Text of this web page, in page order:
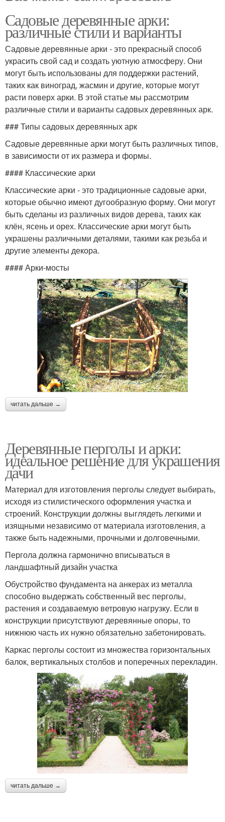
Садовые деревянные арки:
различные стили и варианты
Садовые деревянные арки - это прекрасный способ
украсить свой сад и создать уютную атмосферу. Они
могут быть использованы для поддержки растений,
таких как виноград, жасмин и другие, которые могут
расти поверх арки. В этой статье мы рассмотрим
различные стили и варианты садовых деревянных арк.
### Типы садовых деревянных арк
Садовые деревянные арки могут быть различных типов,
в зависимости от их размера и формы.
#### Классические арки
Классические арки - это традиционные садовые арки,
которые обычно имеют дугообразную форму. Они могут
быть сделаны из различных видов дерева, таких как
клён, ясень и орех. Классические арки могут быть
украшены различными деталями, такими как резьба и
другие элементы декора.
#### Арки-мосты
читать дальше →
Деревянные перголы и арки:
идеальное решение для украшения
дачи
Материал для изготовления перголы следует выбирать,
исходя из стилистического оформления участка и
строений. Конструкции должны выглядеть легкими и
изящными независимо от материала изготовления, а
также быть надежными, прочными и долговечными.
Пергола должна гармонично вписываться в
ландшафтный дизайн участка
Обустройство фундамента на анкерах из металла
способно выдержать собственный вес перголы,
растения и создаваемую ветровую нагрузку. Если в
конструкции присутствуют деревянные опоры, то
нижнюю часть их нужно обязательно забетонировать.
Каркас перголы состоит из множества горизонтальных
балок, вертикальных столбов и поперечных перекладин.
читать дальше →